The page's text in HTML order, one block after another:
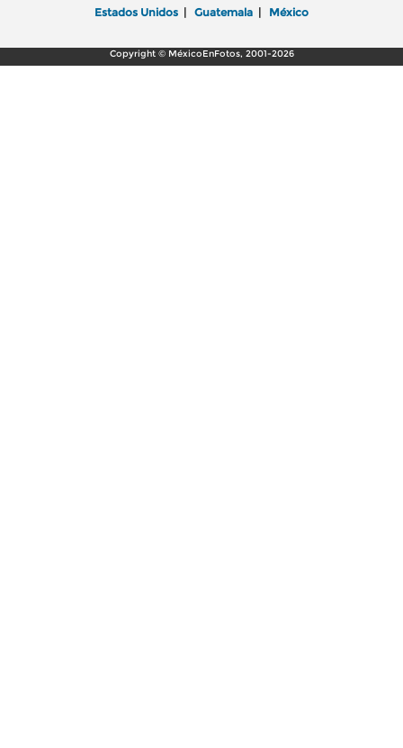
Estados Unidos | Guatemala | México
Copyright © MéxicoEnFotos, 2001-2026